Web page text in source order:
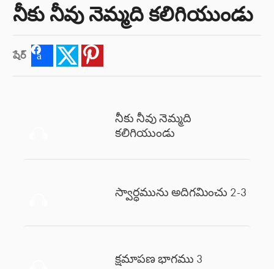
నీకు నీవు నెమ్మది కలిగియుండు
షేర్ FacebookTwitter
నీకు నీవు నెమ్మది
కలిగియుండు
స్వార్ధమును అదిగమించు 2-3
క్షమాపణ భాగము 3